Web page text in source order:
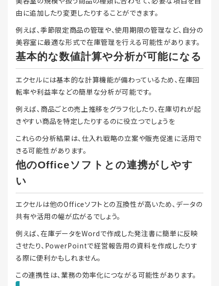
由に追加したり変更したりすることができます。
例えば、季節限定商品の管理や、使用期限の管理など、自分の
美容室に最適な形式で在庫管理を行える可能性があります。
基本的な数値計算や分析が可能になる
エクセルには基本的な計算機能が備わっているため、在庫回
転率や利益率などの簡単な分析が可能です。
例えば、商品ごとの売上推移をグラフ化したり、在庫切れが起
きやすい商品を特定したりするのに役立つでしょうを
これらの分析結果は、仕入れ戦略の立案や販売促進に活用で
きる可能性があります。
他のOfficeソフトとの連携がしやす
い
エクセルは他のOfficeソフトとの互換性が高いため、データの
共有や活用の幅が広がるでしょう。
例えば、在庫データをWordで作成した発注書に簡単に反映
させたり、PowerPointで経営報告用の資料を作成したりす
る際に便利かもしれません。
この連携性は、業務の効率化につながる可能性があります。